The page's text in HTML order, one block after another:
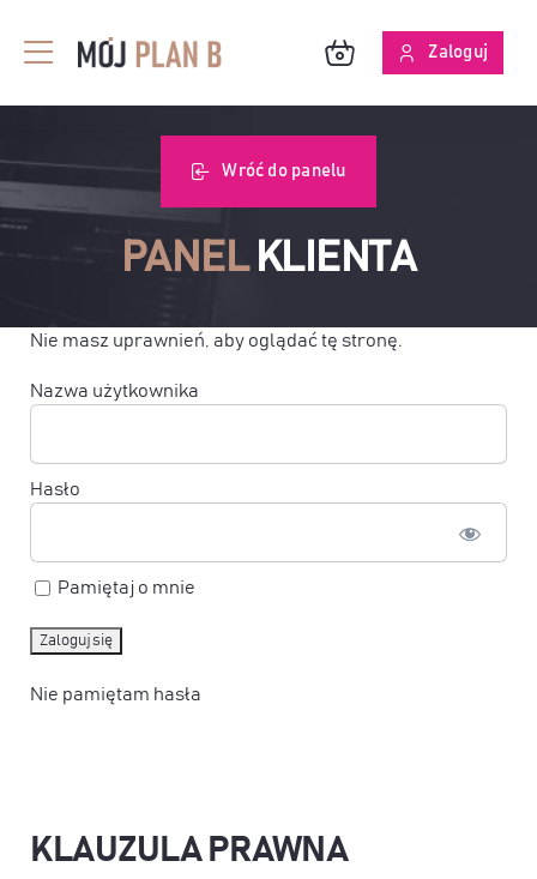
zawartości
Toggle
Navigation
SKUTECZNOŚĆ ANALIZ
Zaloguj
Wróć do panelu
PANEL KLIENTA
Nie masz uprawnień, aby oglądać tę stronę.
Nazwa użytkownika
Hasło
Pamiętaj o mnie
Nie pamiętam hasła
KLAUZULA PRAWNA